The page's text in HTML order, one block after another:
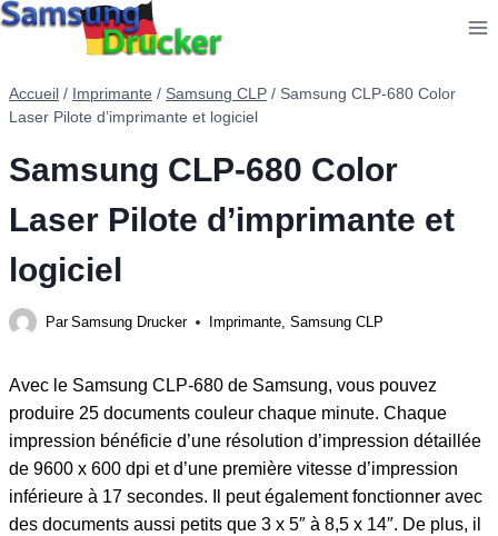
Aller
Accueil / Imprimante / Samsung CLP / Samsung CLP-680 Color
Laser Pilote d’imprimante et logiciel
Samsung CLP-680 Color
Laser Pilote d’imprimante et
logiciel
Par Samsung Drucker Imprimante ,Samsung CLP
Avec le Samsung CLP-680 de Samsung, vous pouvez
produire 25 documents couleur chaque minute. Chaque
impression bénéficie d’une résolution d’impression détaillée
de 9600 x 600 dpi et d’une première vitesse d’impression
inférieure à 17 secondes. Il peut également fonctionner avec
des documents aussi petits que 3 x 5″ à 8,5 x 14″. De plus, il